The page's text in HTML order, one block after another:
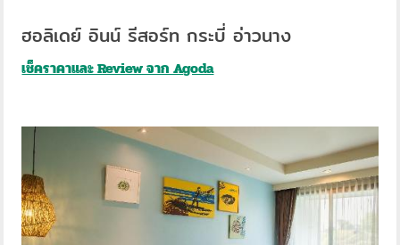
ฮอลิเดย์ อินน์ รีสอร์ท กระบี่ อ่าวนาง
เช็คราคาและ Review จาก Agoda